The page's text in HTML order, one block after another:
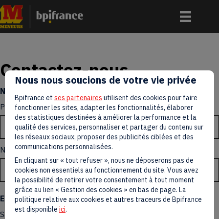
Contactez-nous
Nom
Prénom
Nom
E-mail*
Saisissez un e-mail
Nous nous soucions de votre vie privée
Bpifrance et ses partenaires utilisent des cookies pour faire
fonctionner les sites, adapter les fonctionnalités, élaborer
des statistiques destinées à améliorer la performance et la
qualité des services, personnaliser et partager du contenu sur
les réseaux sociaux, proposer des publicités ciblées et des
communications personnalisées.
En cliquant sur « tout refuser », nous ne déposerons pas de
cookies non essentiels au fonctionnement du site. Vous avez
la possibilité de retirer votre consentement à tout moment
grâce au lien « Gestion des cookies » en bas de page. La
politique relative aux cookies et autres traceurs de Bpifrance
est disponible ici.